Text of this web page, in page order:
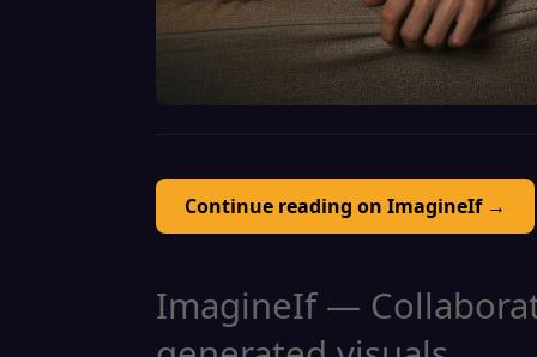
Continue reading on ImagineIf →
ImagineIf —